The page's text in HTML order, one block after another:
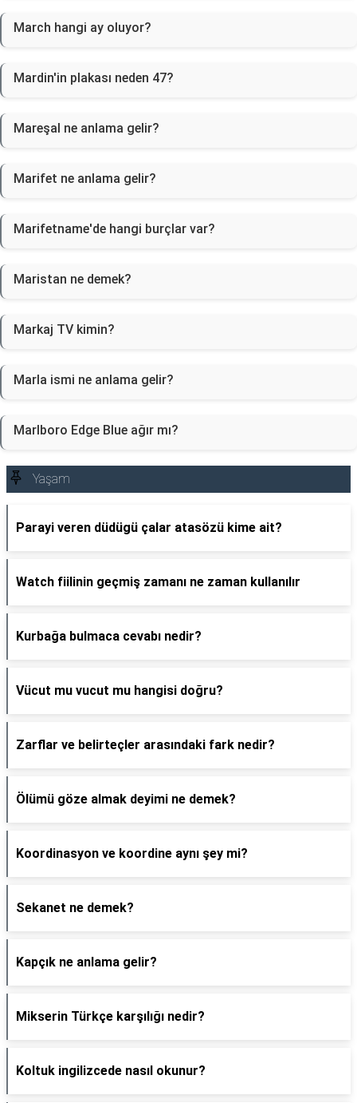
March hangi ay oluyor?
Mardin'in plakası neden 47?
Mareşal ne anlama gelir?
Marifet ne anlama gelir?
Marifetname'de hangi burçlar var?
Maristan ne demek?
Markaj TV kimin?
Marla ismi ne anlama gelir?
Marlboro Edge Blue ağır mı?
Yaşam
Parayi veren düdügü çalar atasözü kime ait?
Watch fiilinin geçmiş zamanı ne zaman kullanılır
Kurbağa bulmaca cevabı nedir?
Vücut mu vucut mu hangisi doğru?
Zarflar ve belirteçler arasındaki fark nedir?
Ölümü göze almak deyimi ne demek?
Koordinasyon ve koordine aynı şey mi?
Sekanet ne demek?
Kapçık ne anlama gelir?
Mikserin Türkçe karşılığı nedir?
Koltuk ingilizcede nasıl okunur?